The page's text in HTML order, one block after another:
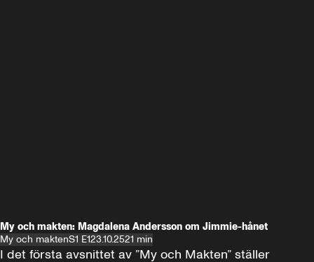
My och makten: Magdalena Andersson om Jimmie-hånet
My och maktenS1 E123.10.2521 min
I det första avsnittet av ”My och Makten” ställer